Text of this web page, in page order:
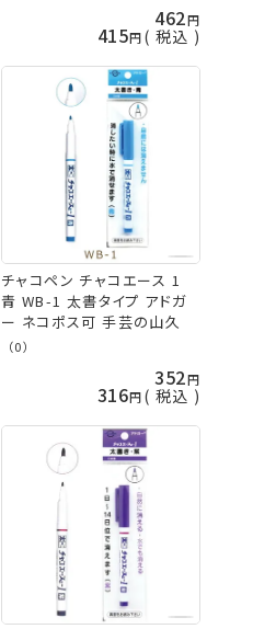
462
415 税込
チャコペン チャコエース 1
青 WB-1 太書タイプ アドガ
ー ネコポス可 手芸の山久
（0）
352
316 税込